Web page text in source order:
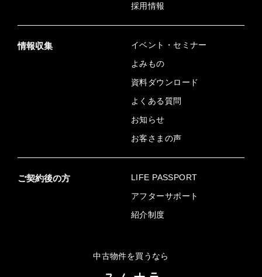
採用情報
情報収集
イベント・セミナー
よみもの
資料ダウンロード
よくある質問
お知らせ
お客さまの声
ご契約後の方
LIFE PASSPORT
アフターサポート
紹介制度
中古物件を買うなら